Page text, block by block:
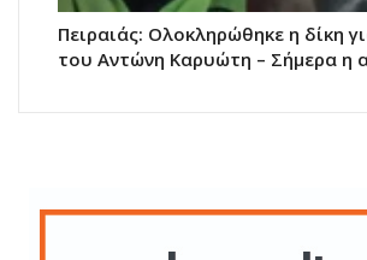
Πειραιάς: Ολοκληρώθηκε η δίκη
του Αντώνη Καρυώτη – Σήμερα